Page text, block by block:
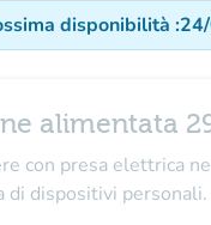
disponibilità :
alimentata
con presa elettrica
di dispositivi personali.